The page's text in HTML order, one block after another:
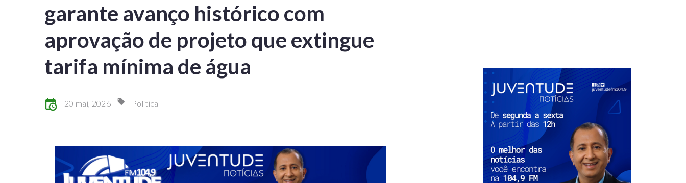
garante avanço histórico com
aprovação de projeto que extingue
tarifa mínima de água
20 mai, 2026 Política